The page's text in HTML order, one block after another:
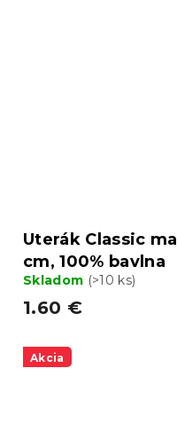
Uterák Classic
cm, 100% bavlna
Skladom (>10 ks)
1.60 €
Akcia